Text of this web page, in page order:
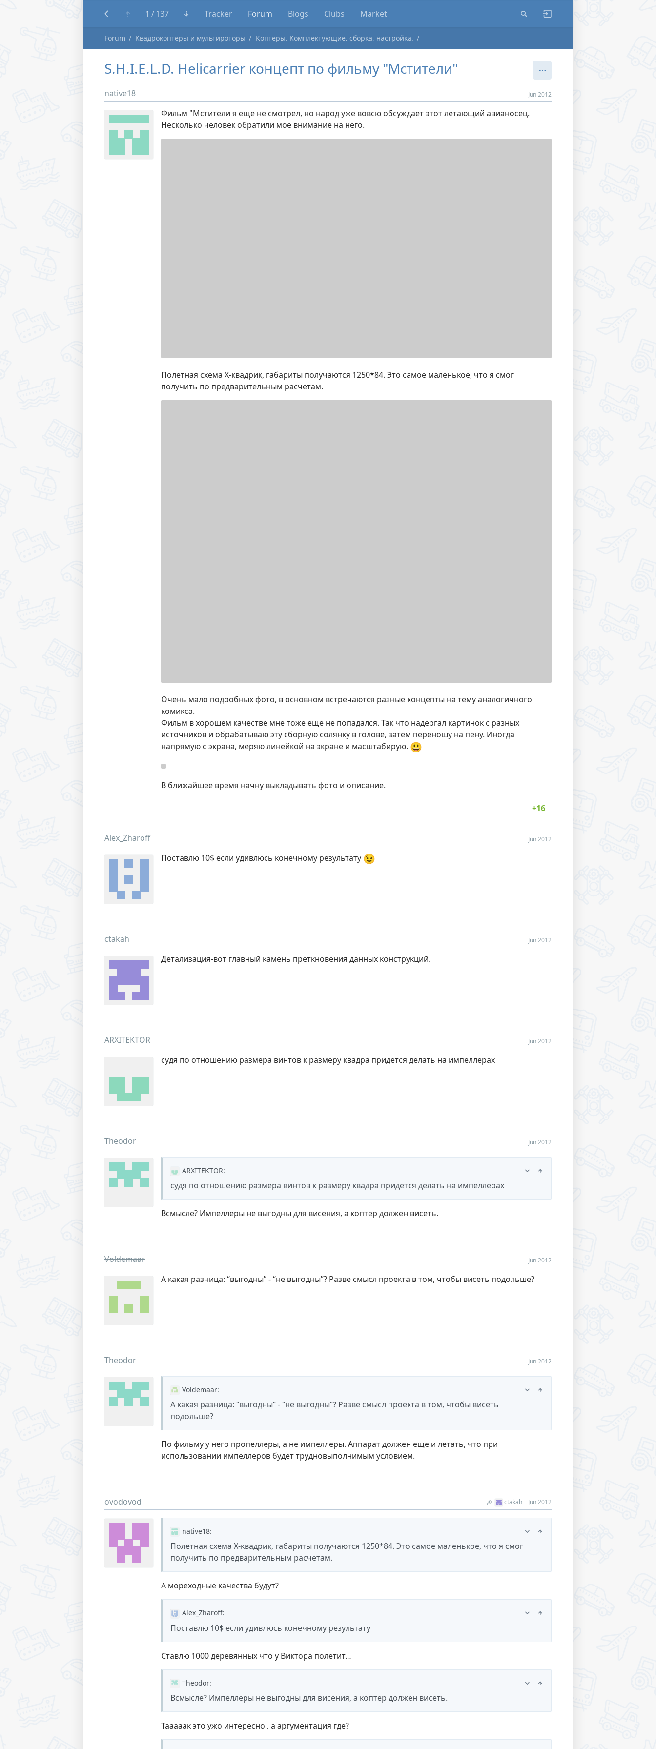
1 137 Tracker Forum Blogs Clubs Market
Forum Квадрокоптеры и мультироторы Коптеры. Комплектующие, сборка, настройка.
S.H.I.E.L.D. Нelicarrier концепт по фильму "Мстители"
native18 Jun 2012
Фильм "Мстители я еще не смотрел, но народ уже вовсю обсуждает этот летающий авианосец.
Несколько человек обратили мое внимание на него.
Полетная схема Х-квадрик, габариты получаются 1250*84. Это самое маленькое, что я смог
получить по предварительным расчетам.
Очень мало подробных фото, в основном встречаются разные концепты на тему аналогичного
комикса.
Фильм в хорошем качестве мне тоже еще не попадался. Так что надергал картинок с разных
источников и обрабатываю эту сборную солянку в голове, затем переношу на пену. Иногда
напрямую с экрана, меряю линейкой на экране и масштабирую. 😃
В ближайшее время начну выкладывать фото и описание.
Alex_Zharoff Jun 2012
Поставлю 10$ если удивлюсь конечному результату 😉
ctakah Jun 2012
Детализация-вот главный камень преткновения данных конструкций.
ARXITEKTOR Jun 2012
судя по отношению размера винтов к размеру квадра придется делать на импеллерах
Theodor Jun 2012
ARXITEKTOR:
судя по отношению размера винтов к размеру квадра придется делать на импеллерах
Всмысле? Импеллеры не выгодны для висения, а коптер должен висеть.
Voldemaar Jun 2012
А какая разница: “выгодны” - “не выгодны”? Разве смысл проекта в том, чтобы висеть подольше?
Theodor Jun 2012
Voldemaar:
А какая разница: “выгодны” - “не выгодны”? Разве смысл проекта в том, чтобы висеть
подольше?
По фильму у него пропеллеры, а не импеллеры. Аппарат должен еще и летать, что при
использовании импеллеров будет трудновыполнимым условием.
ovodovod ctakah Jun 2012
native18:
Полетная схема Х-квадрик, габариты получаются 1250*84. Это самое маленькое, что я смог
получить по предварительным расчетам.
А мореходные качества будут?
Alex_Zharoff:
Поставлю 10$ если удивлюсь конечному результату
Ставлю 1000 деревянных что у Виктора полетит…
Theodor:
Всмысле? Импеллеры не выгодны для висения, а коптер должен висеть.
Тааааак это ужо интересно , а аргументация где?